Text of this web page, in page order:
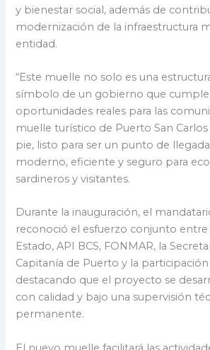
y bienestar social, además de
modernización de la infraestructura
entidad.
“Este muelle no solo es una
símbolo de un gobierno que
oportunidades reales para las
muelle turístico de Puerto San
pie, listo para ser un punto de
moderno, eficiente y seguro para
sardineros y visitantes.
Durante la inauguración, el
reconoció el esfuerzo conjunto entre
Estado, API BCS, FONMAR, la
Capitanía de Puerto y la
destacando que el proyecto se
con calidad y bajo una supervisión
permanente.